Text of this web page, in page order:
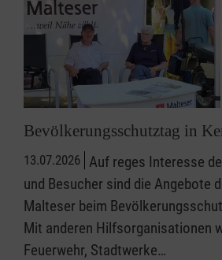
Bevölkerungsschutztag in
13.07.2026 Auf reges Interesse
und Besucher sind die Angebote
Malteser beim
Mit anderen Hilfsorganisationen
Feuerwehr, Stadtwerke…